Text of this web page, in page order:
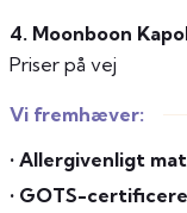
4. Moonboon
Priser på vej
Vi fremhæver:
• Allergivenligt
• GOTS-